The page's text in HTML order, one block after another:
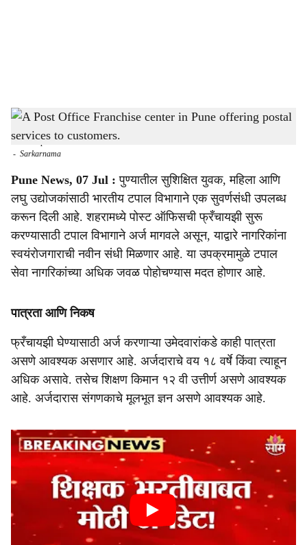
h
a
r
e
A Post Office Franchise center in Pune offering postal services to customers. The Post
Office Franchise scheme creates new self-employment opportunities for youth, women,
and entrepreneurs.
- Sarkarnama
Pune News, 07 Jul : पुण्यातील सुशिक्षित युवक, महिला आणि
लघु उद्योजकांसाठी भारतीय टपाल विभागाने एक सुवर्णसंधी उपलब्ध
करून दिली आहे. शहरामध्ये पोस्ट ऑफिसची फ्रँचायझी सुरू
करण्यासाठी टपाल विभागाने अर्ज मागवले असून, याद्वारे नागरिकांना
स्वयंरोजगाराची नवीन संधी मिळणार आहे. या उपक्रमामुळे टपाल
सेवा नागरिकांच्या अधिक जवळ पोहोचण्यास मदत होणार आहे.
पात्रता आणि निकष
फ्रँचायझी घेण्यासाठी अर्ज करणाऱ्या उमेदवारांकडे काही पात्रता
असणे आवश्यक असणार आहे. अर्जदाराचे वय १८ वर्षे किंवा त्याहून
अधिक असावे. तसेच शिक्षण किमान १२ वी उत्तीर्ण असणे आवश्यक
आहे. अर्जदारास संगणकाचे मूलभूत ज्ञन असणे आवश्यक आहे.